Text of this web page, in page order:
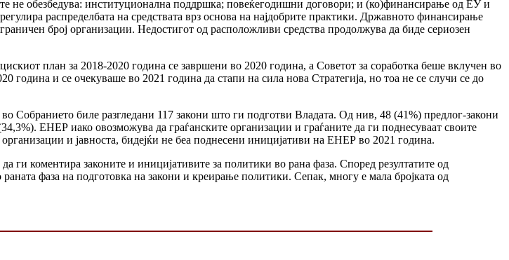
не обезбедува: институционална поддршка; повеќегодишни договори; и (ко)финансирање од ЕУ и
распределбата на средствата врз основа на најдобрите практики. Државното финансирање
број организации. Недостигот од расположливи средства продолжува да биде сериозен
план за 2018-2020 година се завршени во 2020 година, а Советот за соработка беше вклучен во
година и се очекуваше во 2021 година да стапи на сила нова Стратегија, но тоа не се случи се до
биле разгледани 117 закони што ги подготви Владата. Од нив, 48 (41%) предлог-закони
ЕНЕР иако овозможува да граѓанските организации и граѓаните да ги поднесуваат своите
и јавноста, бидејќи не беа поднесени иницијативи на ЕНЕР во 2021 година.
ги коментира законите и иницијативите за политики во рана фаза. Според резултатите од
фаза на подготовка на закони и креирање политики. Сепак, многу е мала бројката од